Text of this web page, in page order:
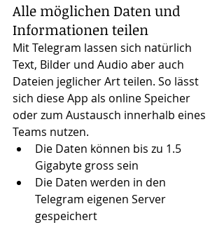
Alle möglichen Daten und
Informationen teilen
Mit Telegram lassen sich natürlich
Text, Bilder und Audio aber auch
Dateien jeglicher Art teilen. So lässt
sich diese App als online Speicher
oder zum Austausch innerhalb eines
Teams nutzen.
Die Daten können bis zu 1.5
Gigabyte gross sein
Die Daten werden in den
Telegram eigenen Server
gespeichert